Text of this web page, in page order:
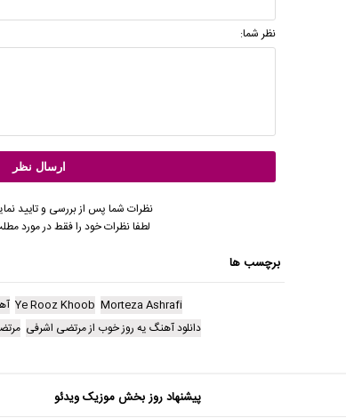
نظر شما:
نظرات شما پس از بررسی و تایید
لطفا نظرات خود را فقط در مورد
برچسب ها
Morteza Ashrafi
Ye Rooz Khoob
دانلود آهنگ یه روز خوب از مرتضی اشرفی
پیشنهاد روز بخش موزیک ویدئو